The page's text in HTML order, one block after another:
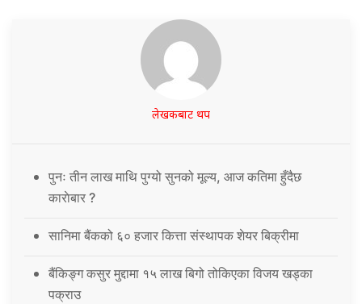
लेखकबाट थप
पुनः तीन लाख माथि पुग्यो सुनको मूल्य, आज कतिमा हुँदैछ
काराेबार ?
सानिमा बैंकको ६० हजार कित्ता संस्थापक शेयर बिक्रीमा
बैंकिङ्ग कसुर मुद्दामा १५ लाख बिगो तोकिएका विजय खड्का
पक्राउ